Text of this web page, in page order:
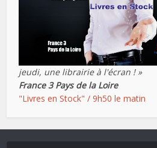
jeudi, une librairie à l'écran ! »
France 3 Pays de la Loire
"Livres en Stock" / 9h50 le matin